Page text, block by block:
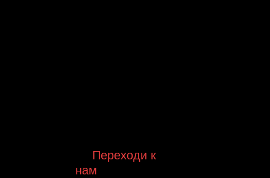
Переходи к
нам